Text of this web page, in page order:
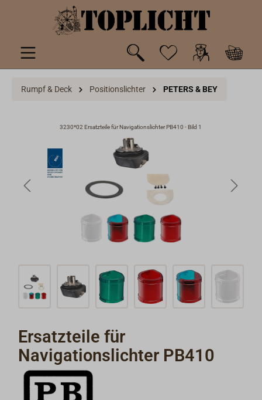
springen
Rumpf & Deck Positionslichter PETERS & BEY
3230*02 Ersatzteile für Navigationslichter PB410 - Bild 1
Ersatzteile für
Navigationslichter PB410